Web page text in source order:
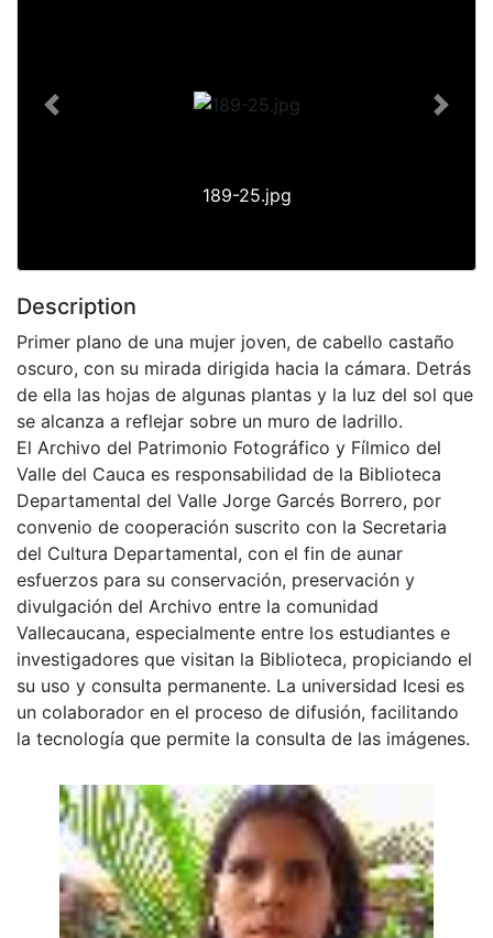
189-25.jpg
Previous Next
Description
Primer plano de una mujer joven, de cabello castaño
oscuro, con su mirada dirigida hacia la cámara. Detrás
de ella las hojas de algunas plantas y la luz del sol que
se alcanza a reflejar sobre un muro de ladrillo.
El Archivo del Patrimonio Fotográfico y Fílmico del
Valle del Cauca es responsabilidad de la Biblioteca
Departamental del Valle Jorge Garcés Borrero, por
convenio de cooperación suscrito con la Secretaria
del Cultura Departamental, con el fin de aunar
esfuerzos para su conservación, preservación y
divulgación del Archivo entre la comunidad
Vallecaucana, especialmente entre los estudiantes e
investigadores que visitan la Biblioteca, propiciando el
su uso y consulta permanente. La universidad Icesi es
un colaborador en el proceso de difusión, facilitando
la tecnología que permite la consulta de las imágenes.